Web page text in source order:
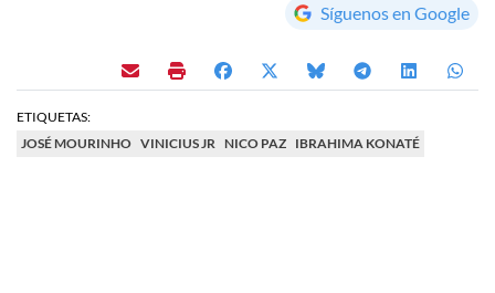
Síguenos en Google
ETIQUETAS:
JOSÉ MOURINHO VINICIUS JR NICO PAZ IBRAHIMA KONATÉ